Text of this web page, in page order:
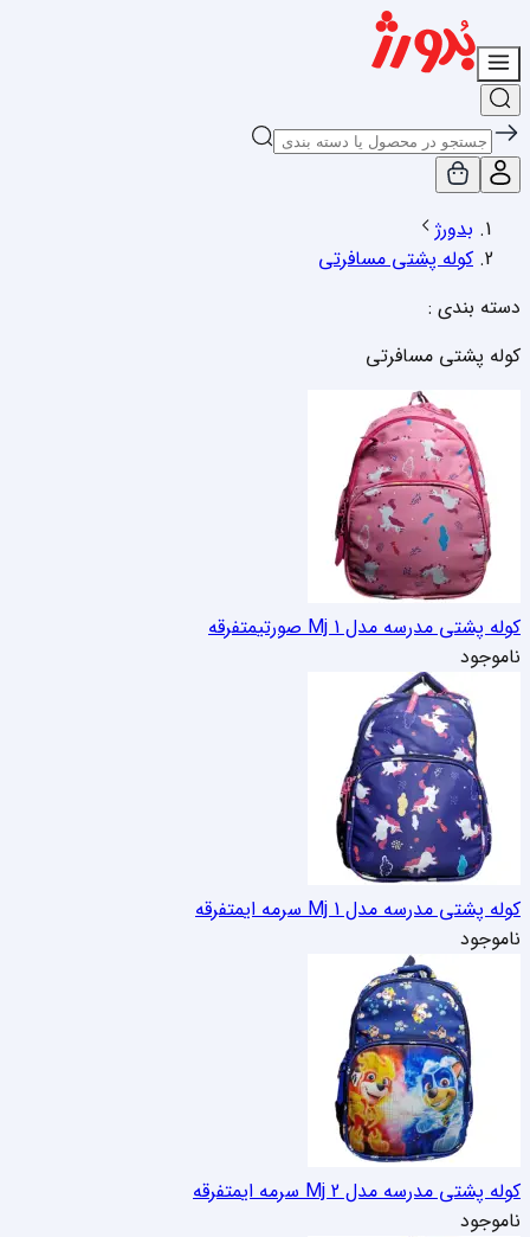
بدورژ
کوله پشتی مسافرتی
دسته بندی :
کوله پشتی مسافرتی
کوله پشتی مدرسه مدل Mj 1 صورتی
متفرقه
ناموجود
کوله پشتی مدرسه مدل Mj 1 سرمه ای
متفرقه
ناموجود
کوله پشتی مدرسه مدل Mj 2 سرمه ای
متفرقه
ناموجود